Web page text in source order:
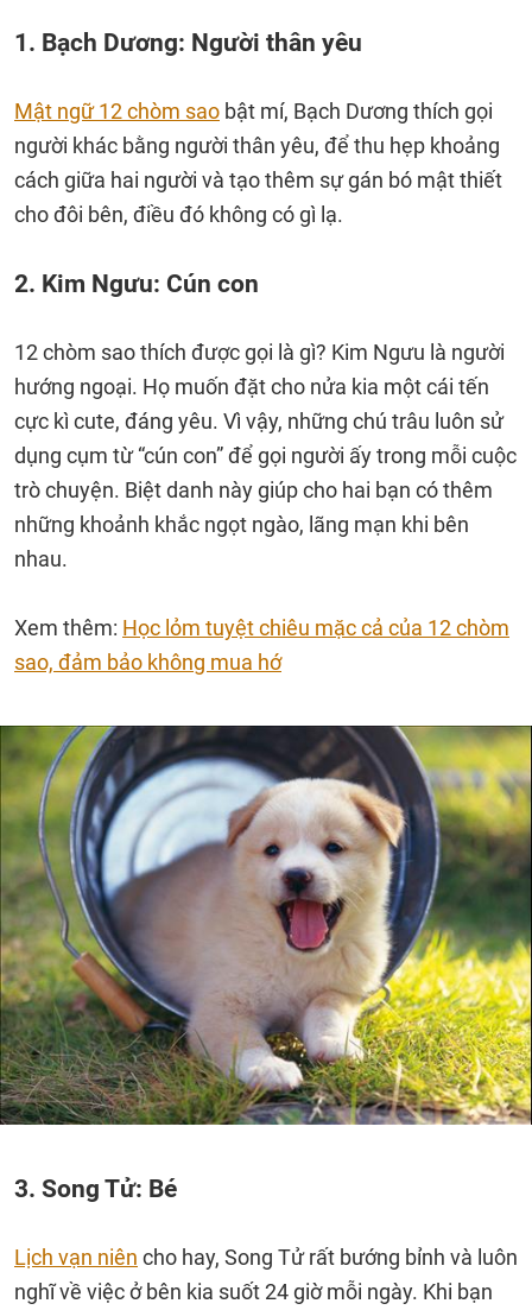
1. Bạch Dương: Người thân yêu
Mật ngữ 12 chòm sao bật mí, Bạch Dương thích gọi
người khác bằng người thân yêu, để thu hẹp khoảng
cách giữa hai người và tạo thêm sự gán bó mật thiết
cho đôi bên, điều đó không có gì lạ.
2. Kim Ngưu: Cún con
12 chòm sao thích được gọi là gì? Kim Ngưu là người
hướng ngoại. Họ muốn đặt cho nửa kia một cái tến
cực kì cute, đáng yêu. Vì vậy, những chú trâu luôn sử
dụng cụm từ “cún con” để gọi người ấy trong mỗi cuộc
trò chuyện. Biệt danh này giúp cho hai bạn có thêm
những khoảnh khắc ngọt ngào, lãng mạn khi bên
nhau.
Xem thêm: Học lỏm tuyệt chiêu mặc cả của 12 chòm
sao, đảm bảo không mua hớ
3. Song Tử: Bé
Lịch vạn niên cho hay, Song Tử rất bướng bỉnh và luôn
nghĩ về việc ở bên kia suốt 24 giờ mỗi ngày. Khi bạn